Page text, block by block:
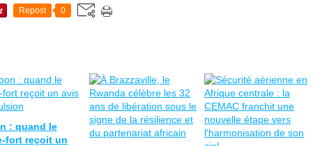
Repost 0
: quand le
fort reçoit un